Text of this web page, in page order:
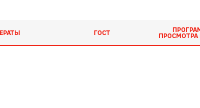
ГОСТ ПРОСМОТРА